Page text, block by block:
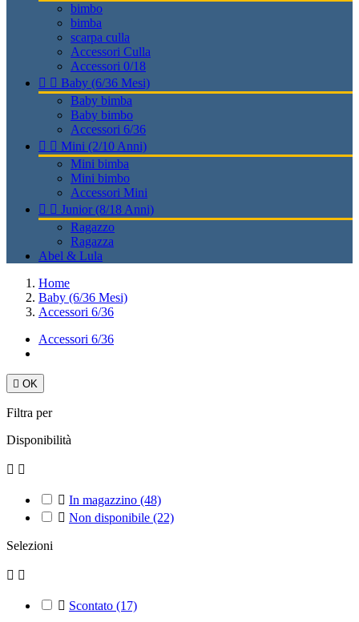
bimbo
bimba
scarpa culla
Accessori Culla
Accessori 0/18
  Baby (6/36 Mesi)
Baby bimba
Baby bimbo
Accessori 6/36
  Mini (2/10 Anni)
Mini bimba
Mini bimbo
Accessori Mini
  Junior (8/18 Anni)
Ragazzo
Ragazza
Abel & Lula
Home
Baby (6/36 Mesi)
Accessori 6/36
Accessori 6/36
 OK
Filtra per
Disponibilità
 
 In magazzino (48)
 Non disponibile (22)
Selezioni
 
 Scontato (17)